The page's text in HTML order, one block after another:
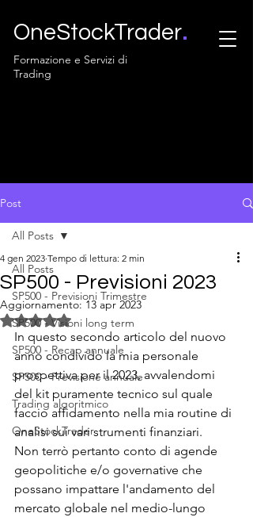
OneStockTrader.
Formazione e Servizi di
Trading
Post
All Posts
SP500 - Previsioni Trimestre
SP500 - Visioni long term
SP500 - Recap annuale
SP500 - Previsione annuale
Trading algoritmico
OneStockTrader
All Posts
SP500 - Previsioni 2023
4 gen 2023 Tempo di lettura: 2 min
Aggiornamento:13 apr 2023
Valutazione NaN stelle su 5.
In questo secondo articolo del nuovo
anno condivido la mia personale
prospettiva per il 2023, avvalendomi
del kit puramente tecnico sul quale
faccio affidamento nella mia routine di
analisi sui vari strumenti finanziari.
Non terrò pertanto conto di agende
geopolitiche e/o governative che
possano impattare l'andamento del
mercato globale nel medio-lungo